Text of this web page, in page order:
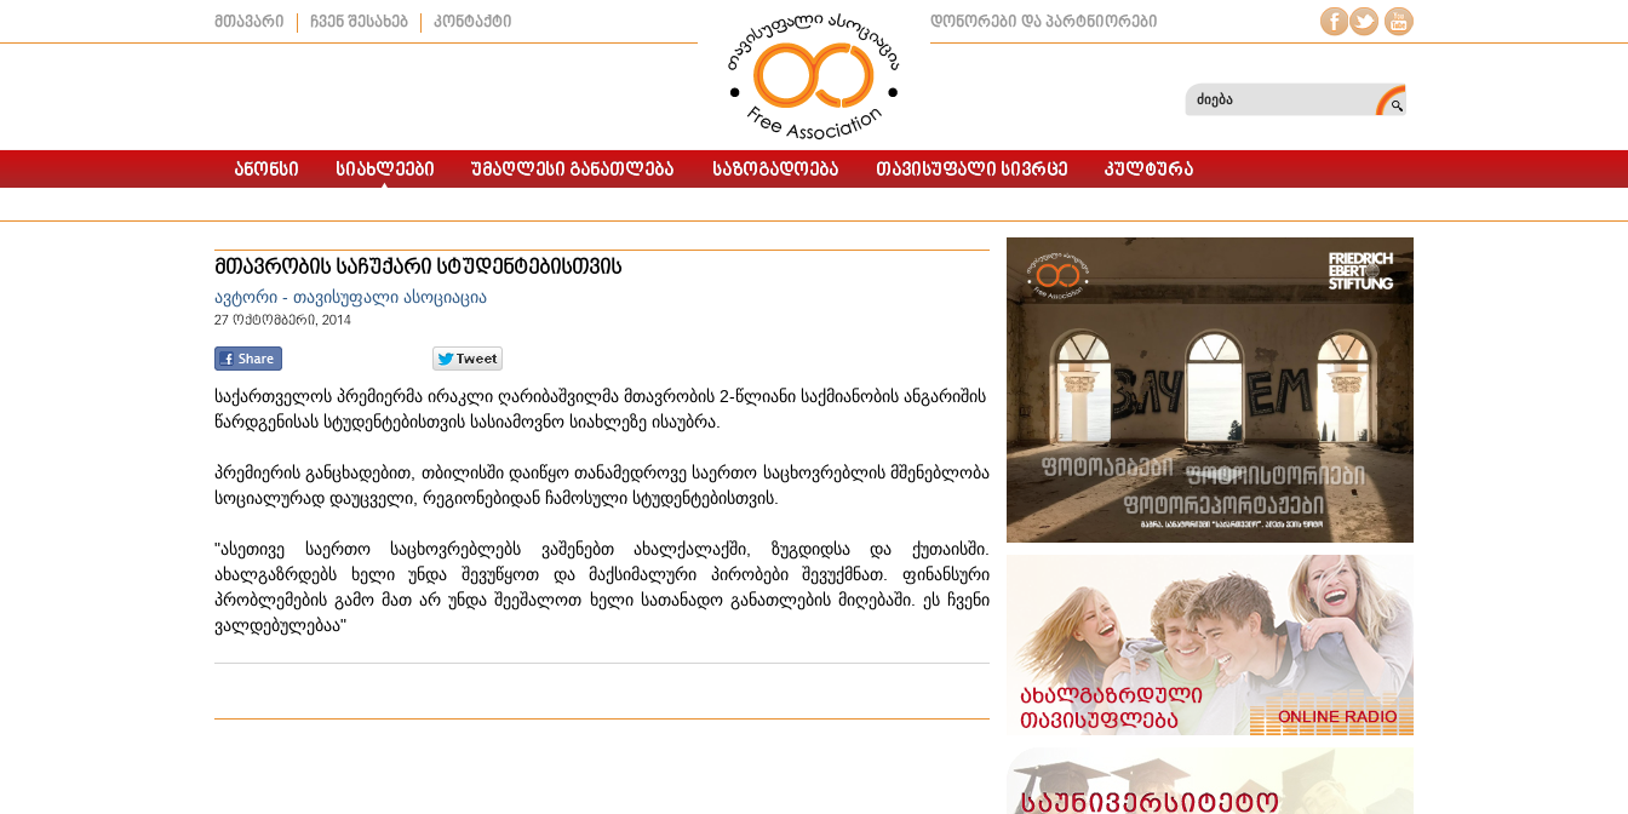
მთავარი ჩვენ შესახებ კონტაქტი დონორები და პარტნიორები
მთავრობის საჩუქარი სტუდენტებისთვის
ავტორი - თავისუფალი ასოციაცია
27 ოქტომბერი, 2014
საქართველოს პრემიერმა ირაკლი ღარიბაშვილმა მთავრობის 2-წლიანი საქმიანობის ანგარიშის
წარდგენისას სტუდენტებისთვის სასიამოვნო სიახლეზე ისაუბრა.
პრემიერის განცხადებით, თბილისში დაიწყო თანამედროვე საერთო საცხოვრებლის მშენებლობა
სოციალურად დაუცველი, რეგიონებიდან ჩამოსული სტუდენტებისთვის.
"ასეთივე საერთო საცხოვრებლებს ვაშენებთ ახალქალაქში, ზუგდიდსა და ქუთაისში.
ახალგაზრდებს ხელი უნდა შევუწყოთ და მაქსიმალური პირობები შევუქმნათ. ფინანსური
პრობლემების გამო მათ არ უნდა შეეშალოთ ხელი სათანადო განათლების მიღებაში. ეს ჩვენი
ვალდებულებაა"